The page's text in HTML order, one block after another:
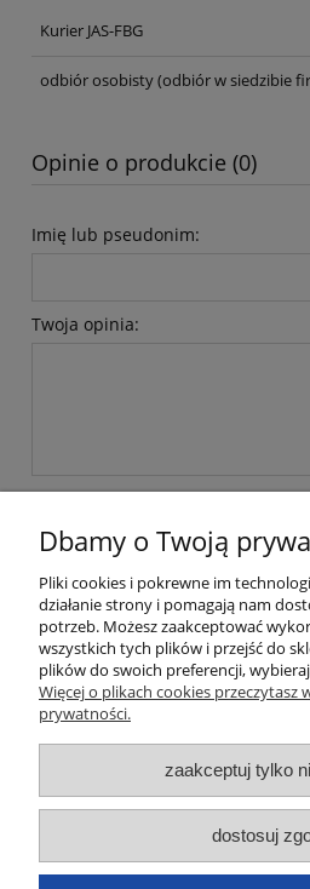
Kurier JAS-FBG
odbiór osobisty(odbiór w siedzibie
Opinie o produkcie (0)
Imię lub pseudonim:
Twoja opinia:
Moje
Płatności i
O nas
Dane
Dbamy o Twoją
Pliki cookies i pokrewne im
działanie strony i pomagają nam
potrzeb. Możesz zaakceptować
wszystkich tych plików i przejść do
plików do swoich preferencji,
Więcej o plikach cookies przeczytasz
prywatności.
zaakceptuj tylko
dostosuj